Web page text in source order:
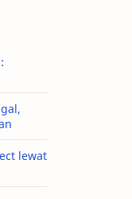
lewat